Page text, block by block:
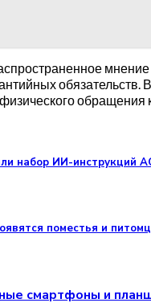
обязательств.
обращения
набор ИИ-инструкций
поместья и
смартфоны и